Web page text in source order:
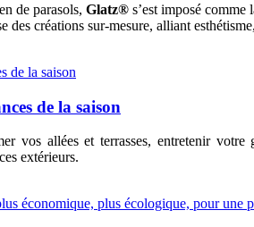
de parasols, Glatz® s’est imposé comme
des créations sur-mesure, alliant
de la saison
vos allées et terrasses, entretenir
extérieurs.